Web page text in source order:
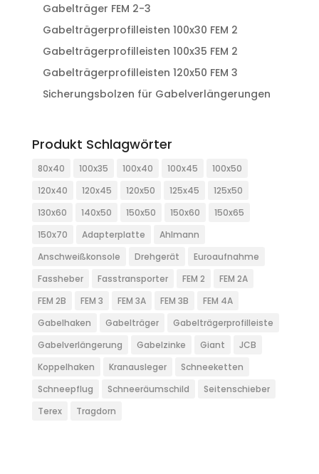
Gabelträger FEM 2-3
Gabelträgerprofilleisten 100x30 FEM 2
Gabelträgerprofilleisten 100x35 FEM 2
Gabelträgerprofilleisten 120x50 FEM 3
Sicherungsbolzen für Gabelverlängerungen
Produkt Schlagwörter
80x40 100x35 100x40 100x45
100x50
120x40
120x45 120x50 125x45
125x50
130x60
140x50 150x50 150x60
150x65
150x70
Adapterplatte
Ahlmann
Anschweißkonsole
Drehgerät
Euroaufnahme
Fassheber
Fasstransporter FEM 2
FEM 2A
FEM 2B
FEM 3 FEM 3A FEM 3B
FEM 4A
Gabelhaken
Gabelträger
Gabelträgerprofilleiste
Gabelverlängerung
Gabelzinke Giant
JCB
Koppelhaken
Kranausleger
Schneeketten
Schneepflug
Schneeräumschild
Seitenschieber
Terex
Tragdorn